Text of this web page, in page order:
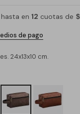
hasta en 12 cuotas de
de pago
24x13x10 cm.